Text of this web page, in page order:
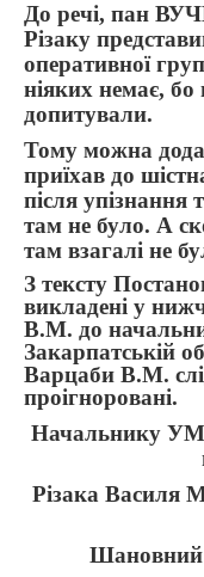
До речі, пан
Різаку
оперативної
ніяких немає,
допитували.
Тому можна
приїхав до
після упізнання
там не було. А
там взагалі не
З тексту
викладені у
В.М. до
Закарпатській
Варцаби В.М.
проігноровані.
Начальнику
Різака Василя
Шановний